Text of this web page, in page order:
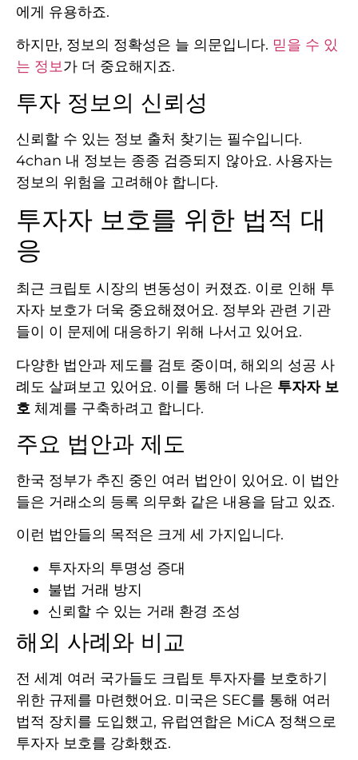
에게 유용하죠.
하지만, 정보의 정확성은 늘 의문입니다. 믿을 수 있
는 정보가 더 중요해지죠.
투자 정보의 신뢰성
신뢰할 수 있는 정보 출처 찾기는 필수입니다.
4chan 내 정보는 종종 검증되지 않아요. 사용자는
정보의 위험을 고려해야 합니다.
투자자 보호를 위한 법적 대
응
최근 크립토 시장의 변동성이 커졌죠. 이로 인해 투
자자 보호가 더욱 중요해졌어요. 정부와 관련 기관
들이 이 문제에 대응하기 위해 나서고 있어요.
다양한 법안과 제도를 검토 중이며, 해외의 성공 사
례도 살펴보고 있어요. 이를 통해 더 나은 투자자 보
호 체계를 구축하려고 합니다.
주요 법안과 제도
한국 정부가 추진 중인 여러 법안이 있어요. 이 법안
들은 거래소의 등록 의무화 같은 내용을 담고 있죠.
이런 법안들의 목적은 크게 세 가지입니다.
투자자의 투명성 증대
불법 거래 방지
신뢰할 수 있는 거래 환경 조성
해외 사례와 비교
전 세계 여러 국가들도 크립토 투자자를 보호하기
위한 규제를 마련했어요. 미국은 SEC를 통해 여러
법적 장치를 도입했고, 유럽연합은 MiCA 정책으로
투자자 보호를 강화했죠.